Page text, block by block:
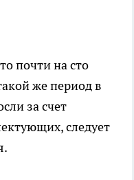
почти на сто
же период в
за счет
следует